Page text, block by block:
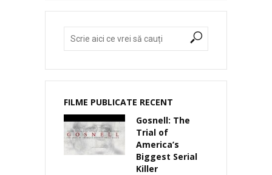
FILME PUBLICATE RECENT
Gosnell: The
Trial of
America’s
Biggest Serial
Killer